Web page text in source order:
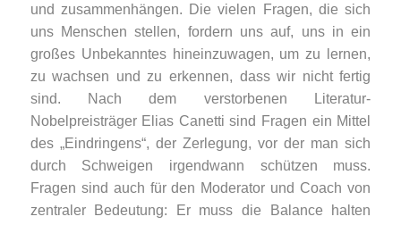
und zusammenhängen. Die vielen Fragen, die sich
uns Menschen stellen, fordern uns auf, uns in ein
großes Unbekanntes hineinzuwagen, um zu lernen,
zu wachsen und zu erkennen, dass wir nicht fertig
sind. Nach dem verstorbenen Literatur-
Nobelpreisträger Elias Canetti sind Fragen ein Mittel
des „Eindringens“, der Zerlegung, vor der man sich
durch Schweigen irgendwann schützen muss.
Fragen sind auch für den Moderator und Coach von
zentraler Bedeutung: Er muss die Balance halten